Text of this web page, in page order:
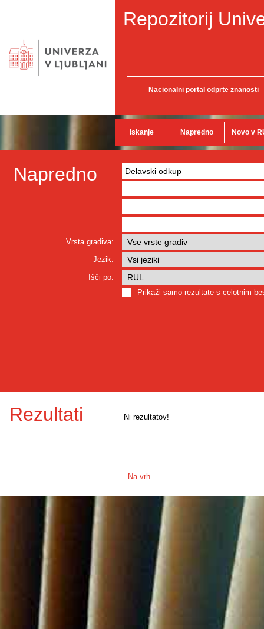
Repozitorij
Nacionalni portal odprte znanosti
Iskanje Napredno Novo v
Napredno
Vrsta gradiva:
Jezik:
Išči po:
Prikaži samo rezultate s celotnim
Rezultati Ni rezultatov!
Na vrh